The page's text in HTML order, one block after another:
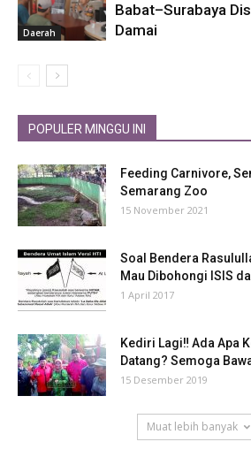
Daerah
Babat–Surabaya
Damai
POPULER MINGGU INI
Feeding Carnivore,
Semarang Zoo
15 November 2021
Soal Bendera
Mau Dibohongi ISIS
1 April 2017
Kediri Lagi‼ Ada Apa
Datang? Semoga
15 Desember 2019
Muat lebih banyak